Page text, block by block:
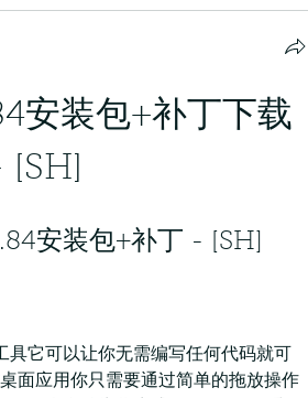
安装包+补丁下载
安装包+补丁 - [SH]
它可以让你无需编写任何代码就可
面应用你只需要通过简单的拖放操作